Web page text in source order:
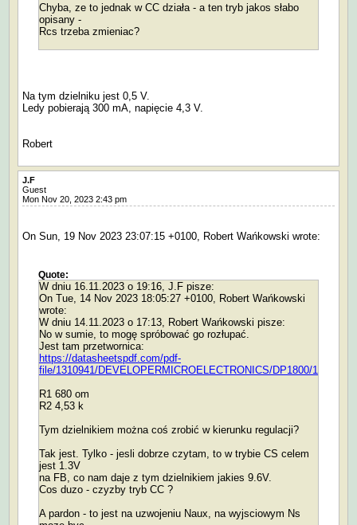
Chyba, ze to jednak w CC działa - a ten tryb jakos słabo
opisany -
Rcs trzeba zmieniac?
Na tym dzielniku jest 0,5 V.
Ledy pobierają 300 mA, napięcie 4,3 V.
Robert
J.F
Guest
Mon Nov 20, 2023 2:43 pm
On Sun, 19 Nov 2023 23:07:15 +0100, Robert Wańkowski wrote:
Quote:
W dniu 16.11.2023 o 19:16, J.F pisze:
On Tue, 14 Nov 2023 18:05:27 +0100, Robert Wańkowski
wrote:
W dniu 14.11.2023 o 17:13, Robert Wańkowski pisze:
No w sumie, to mogę spróbować go rozłupać.
Jest tam przetwornica:
https://datasheetspdf.com/pdf-
file/1310941/DEVELOPERMICROELECTRONICS/DP1800/1
R1 680 om
R2 4,53 k
Tym dzielnikiem można coś zrobić w kierunku regulacji?
Tak jest. Tylko - jesli dobrze czytam, to w trybie CS celem
jest 1.3V
na FB, co nam daje z tym dzielnikiem jakies 9.6V.
Cos duzo - czyzby tryb CC ?
A pardon - to jest na uzwojeniu Naux, na wyjsciowym Ns